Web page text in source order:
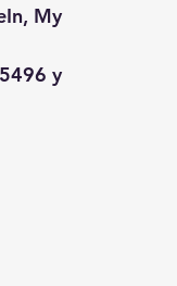
My
y